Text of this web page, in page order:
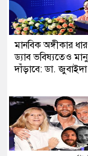
মানবিক অঙ্গীকার
ড্যাব ভবিষ্যতেও
দাঁড়াবে: ডা.